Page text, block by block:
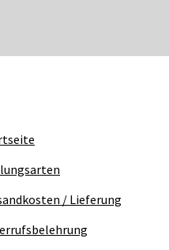
/ Lieferung